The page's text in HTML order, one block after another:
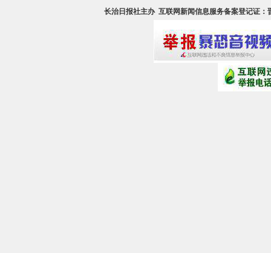
长治日报社主办 互联网新闻信息服务备案登记证：